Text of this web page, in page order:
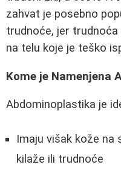
zahvat je posebno
trudnoće, jer
na telu koje je teško
Kome je Namenjena
Abdominoplastika je
Imaju višak kože na
kilaže ili trudnoće